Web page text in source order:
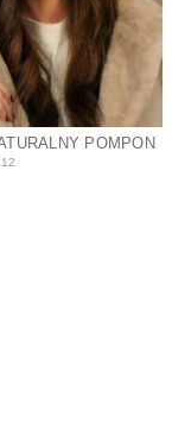
POMPON